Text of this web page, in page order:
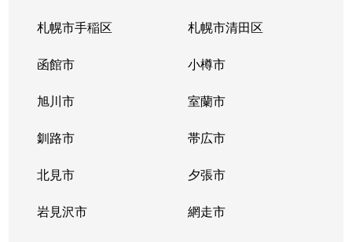
札幌市手稲区 札幌市清田区
函館市 小樽市
旭川市 室蘭市
釧路市 帯広市
北見市 夕張市
岩見沢市 網走市